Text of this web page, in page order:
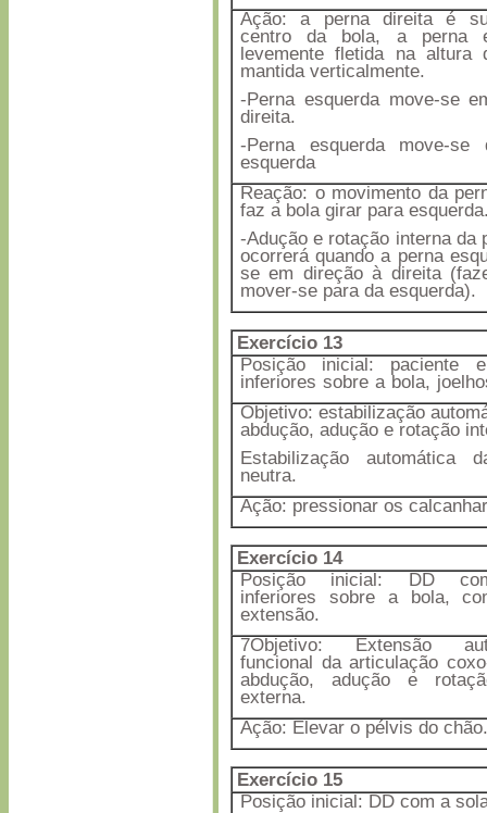
Ação: a perna direita é
centro da bola, a perna
levemente fletida na altura
mantida verticalmente.
-Perna esquerda move-se
direita.
-Perna esquerda move-
esquerda
Reação: o movimento da
faz a bola girar para
-Adução e rotação interna da
ocorrerá quando a perna
se em direção à direita
mover-se para da esquerda).
Exercício 13
Posição inicial: paciente
inferiores sobre a bola,
Objetivo: estabilização
abdução, adução e rotação
Estabilização automática
neutra.
Ação: pressionar os
Exercício 14
Posição inicial: DD
inferiores sobre a bola,
extensão.
7Objetivo: Extensão
funcional da articulação
abdução, adução e
externa.
Ação: Elevar o pélvis do chão.
Exercício 15
Posição inicial: DD com a